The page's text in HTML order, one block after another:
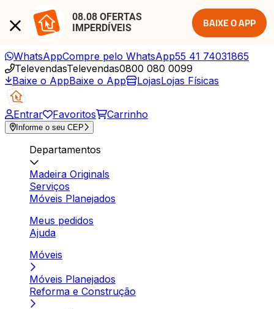
08.08 OFERTAS
IMPERDÍVEIS
BAIXE O APP
WhatsAppCompre pelo WhatsApp55 41 74031865
TelevendasTelevendas0800 080 0099
Baixe o AppBaixe o App LojasLojas Físicas
Entrar Favoritos Carrinho
Informe o seu CEP
Departamentos
Madeira Originals
Serviços
Móveis Planejados
Meus pedidos
Ajuda
Móveis
Móveis Planejados
Reforma e Construção